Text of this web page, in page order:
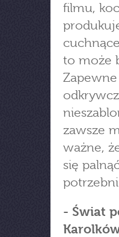
filmu,
to może
zawsze
ważne,
się
- Świat